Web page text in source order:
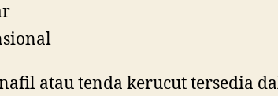
atau tenda kerucut tersedia